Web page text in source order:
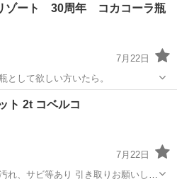
ゾート 30周年 コカコーラ瓶
7月22日
念品、コレクションとして。 瓶として欲しい方いたら。
ト 2t コベルコ
7月22日